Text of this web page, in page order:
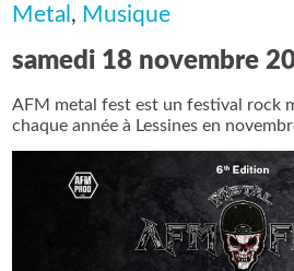
Metal , Musique
samedi 18 novembre
AFM metal fest est un festival rock
chaque année à Lessines en